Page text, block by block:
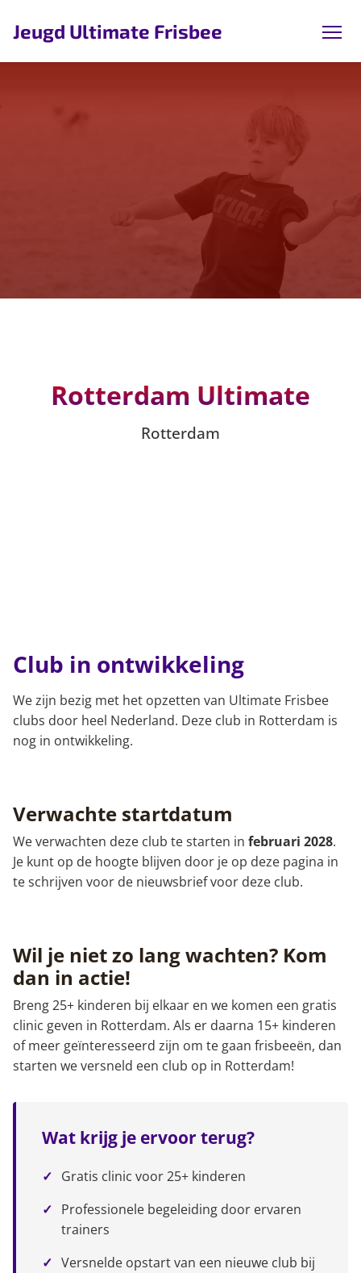
Jeugd Ultimate Frisbee
Rotterdam Ultimate
Rotterdam
Club in ontwikkeling
We zijn bezig met het opzetten van Ultimate Frisbee
clubs door heel Nederland. Deze club in Rotterdam is
nog in ontwikkeling.
Verwachte startdatum
We verwachten deze club te starten in februari 2028.
Je kunt op de hoogte blijven door je op deze pagina in
te schrijven voor de nieuwsbrief voor deze club.
Wil je niet zo lang wachten? Kom
dan in actie!
Breng 25+ kinderen bij elkaar en we komen een gratis
clinic geven in Rotterdam. Als er daarna 15+ kinderen
of meer geïnteresseerd zijn om te gaan frisbeeën, dan
starten we versneld een club op in Rotterdam!
Wat krijg je ervoor terug?
Gratis clinic voor 25+ kinderen
Professionele begeleiding door ervaren
trainers
Versnelde opstart van een nieuwe club bij